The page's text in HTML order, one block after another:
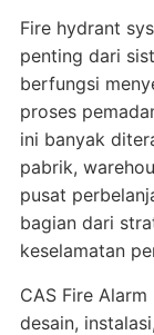
Fire hydrant
penting dari
berfungsi
proses
ini banyak
pabrik,
pusat
bagian dari
keselamatan
CAS Fire
desain,